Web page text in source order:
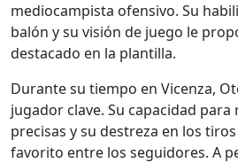
mediocampista ofensivo. Su
balón y su visión de juego le
destacado en la plantilla.
Durante su tiempo en Vicenza,
jugador clave. Su capacidad para
precisas y su destreza en los
favorito entre los seguidores. A